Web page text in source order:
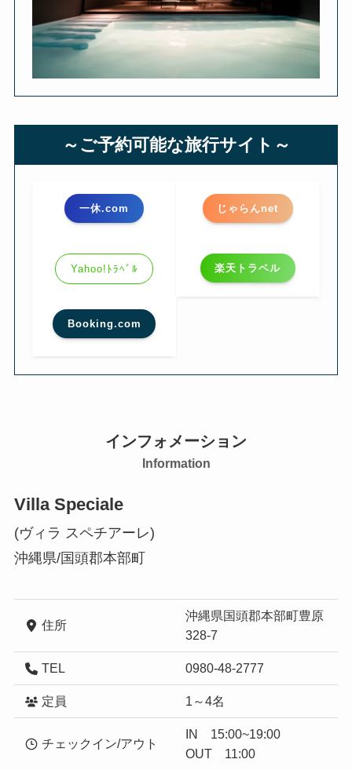
～ご予約可能な旅行サイト～
一休.com じゃらんnet
Yahoo!ﾄﾗﾍﾞﾙ 楽天トラベル
Booking.com
インフォメーション
Information
Villa Speciale
(ヴィラ スペチアーレ)
沖縄県/国頭郡本部町
住所
沖縄県国頭郡本部町豊原
328-7
TEL 0980-48-2777
定員 1～4名
チェックイン/アウト
IN 15:00~19:00
OUT 11:00